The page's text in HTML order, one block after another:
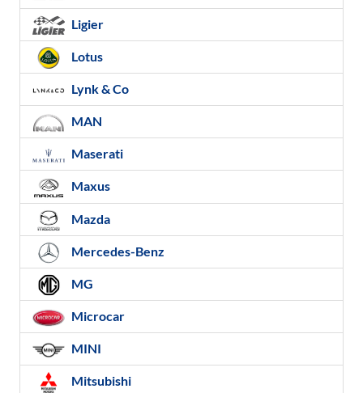
Ligier
Lotus
Lynk & Co
MAN
Maserati
Maxus
Mazda
Mercedes-Benz
MG
Microcar
MINI
Mitsubishi